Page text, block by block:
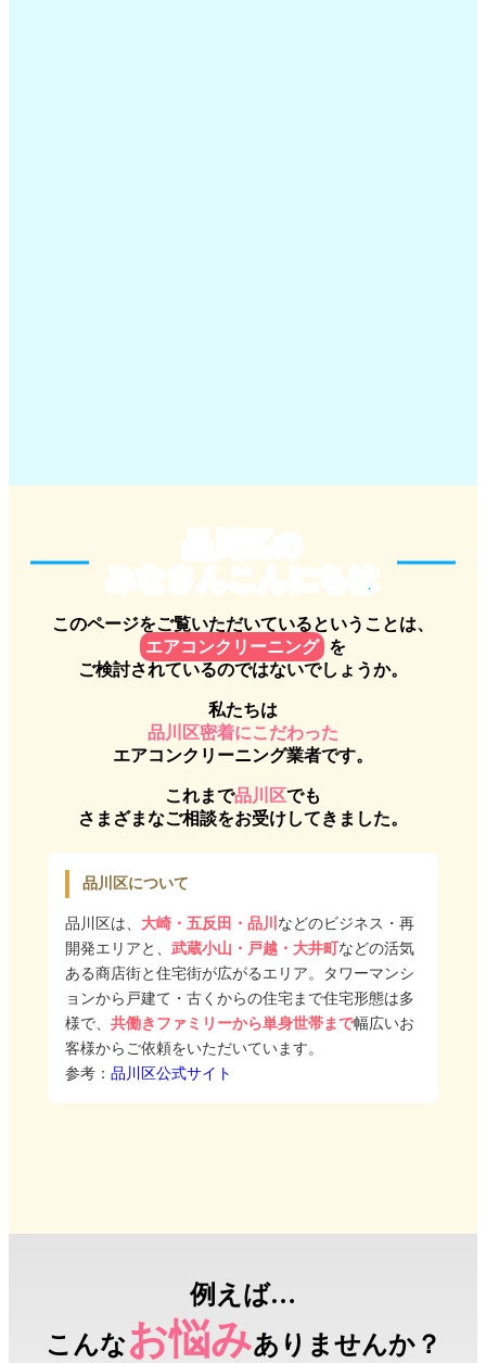
このページをご覧いただいているということは、
エアコンクリーニング を
ご検討されているのではないでしょうか。
私たちは
品川区密着にこだわった
エアコンクリーニング業者です。
これまで品川区でも
さまざまなご相談をお受けしてきました。
品川区について
品川区は、 大崎・五反田・品川 などのビジネス・再
開発エリアと、 武蔵小山・戸越・大井町 などの活気
ある商店街と住宅街が広がるエリア。タワーマンシ
ョンから戸建て・古くからの住宅まで住宅形態は多
様で、 共働きファミリーから単身世帯まで幅広いお
客様からご依頼をいただいています。
参考： 品川区公式サイト
例えば…
こんなお悩みありませんか？